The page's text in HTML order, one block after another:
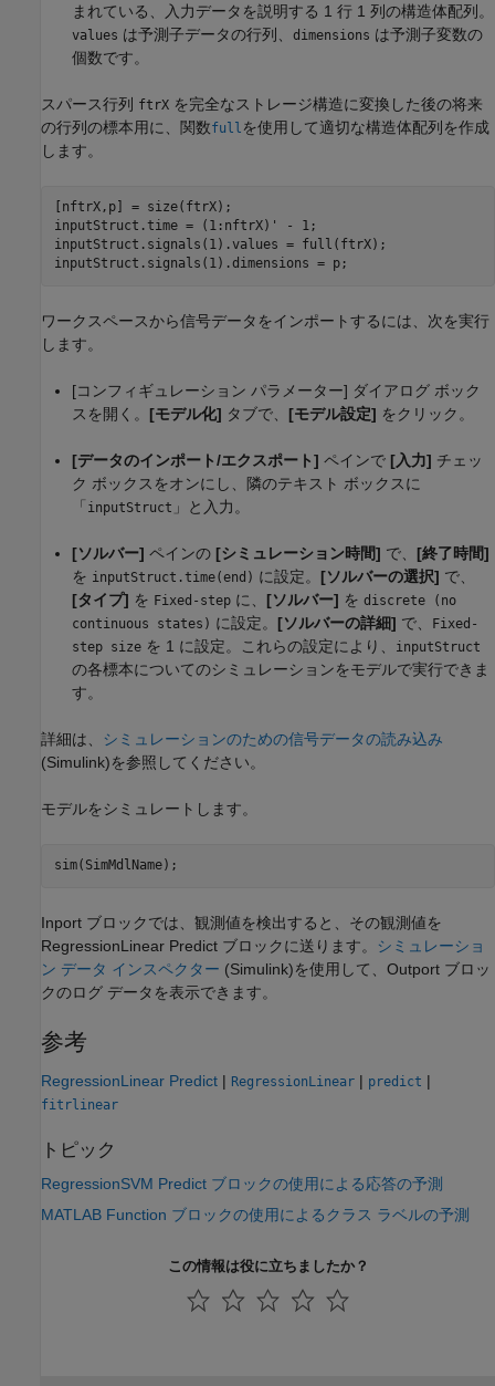
まれている、入力データを説明する 1 行 1 列の構造体配列。
values は予測子データの行列、 dimensions は予測子変数の
個数です。
スパース行列 ftrX を完全なストレージ構造に変換した後の将来
の行列の標本用に、関数full を使用して適切な構造体配列を作成
します。
[nftrX,p] = size(ftrX);
inputStruct.time = (1:nftrX)' - 1;
inputStruct.signals(1).values = full(ftrX);
inputStruct.signals(1).dimensions = p;
ワークスペースから信号データをインポートするには、次を実行
します。
[コンフィギュレーション パラメーター] ダイアログ ボック
スを開く。 [モデル化] タブで、 [モデル設定] をクリック。
[データのインポート/エクスポート] ペインで [入力] チェッ
ク ボックスをオンにし、隣のテキスト ボックスに
「 inputStruct 」と入力。
[ソルバー] ペインの [シミュレーション時間] で、 [終了時間]
を inputStruct.time(end) に設定。 [ソルバーの選択] で、
[タイプ] を Fixed-step に、 [ソルバー] を discrete (no
continuous states) に設定。 [ソルバーの詳細] で、
Fixed-
step size を 1 に設定。これらの設定により、 inputStruct
の各標本についてのシミュレーションをモデルで実行できま
す。
詳細は、
シミュレーションのための信号データの読み込み
(Simulink)を参照してください。
モデルをシミュレートします。
sim(SimMdlName);
Inport ブロックでは、観測値を検出すると、その観測値を
RegressionLinear Predict ブロックに送ります。
シミュレーショ
ン データ インスペクター (Simulink)を使用して、Outport ブロッ
クのログ データを表示できます。
参考
RegressionLinear Predict | RegressionLinear | predict |
fitrlinear
トピック
RegressionSVM Predict ブロックの使用による応答の予測
MATLAB Function ブロックの使用によるクラス ラベルの予測
この情報は役に立ちましたか？